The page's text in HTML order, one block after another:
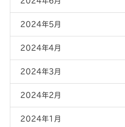
2024年5月
2024年4月
2024年3月
2024年2月
2024年1月